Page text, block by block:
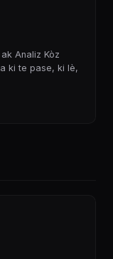
Analiz Kòz
ki te pase, ki lè,